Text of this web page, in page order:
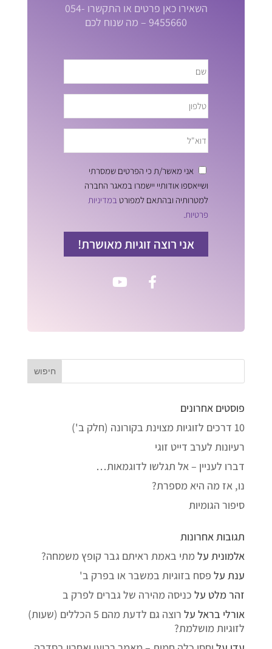
השאירו כאן פרטים או התקשרו 054-
9455660 – מה שנוח לכם
אני מאשר/ת כי הפרטים שמסרתי
ושייאספו אודותיי יישמרו במאגר החברה
למטרותיה ובהתאם למפורט במדיניות
פרטיות.
אני רוצה זוגיות מאושרת!
פוסטים אחרונים
10 דרכים לזוגיות מצוינת בקורונה (חלק ב')
רעיונות לערב דייט זוגי
דברו לעניין – אל תגלשו לדוגמאות…
נו, אז מה היא מספרת?
סיפור הגומיות
תגובות אחרונות
אלמוניתעל מתי באמת ראיתם גבר קופץ משמחה?
ענתעל פסח בזוגיות במשבר או בפרק ב'
זהר מלט על כניסה מהירה של גברים לפרק ב
אורלי בראלעל
רוצה גם לדעת מהם 5 הכללים (שעות)
לזוגיות מושלמת?